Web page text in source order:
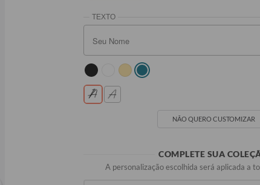
Seu Nome
NÃO QUERO CUSTOMIZAR
COMPLETE SUA
A personalização escolhida será aplicada a